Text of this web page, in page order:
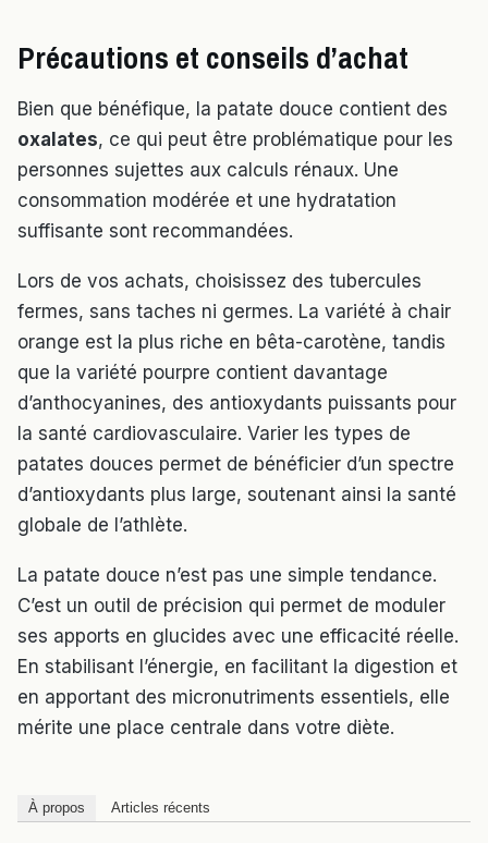
Précautions et conseils d’achat
Bien que bénéfique, la patate douce contient des
oxalates, ce qui peut être problématique pour les
personnes sujettes aux calculs rénaux. Une
consommation modérée et une hydratation
suffisante sont recommandées.
Lors de vos achats, choisissez des tubercules
fermes, sans taches ni germes. La variété à chair
orange est la plus riche en bêta-carotène, tandis
que la variété pourpre contient davantage
d’anthocyanines, des antioxydants puissants pour
la santé cardiovasculaire. Varier les types de
patates douces permet de bénéficier d’un spectre
d’antioxydants plus large, soutenant ainsi la santé
globale de l’athlète.
La patate douce n’est pas une simple tendance.
C’est un outil de précision qui permet de moduler
ses apports en glucides avec une efficacité réelle.
En stabilisant l’énergie, en facilitant la digestion et
en apportant des micronutriments essentiels, elle
mérite une place centrale dans votre diète.
À propos Articles récents